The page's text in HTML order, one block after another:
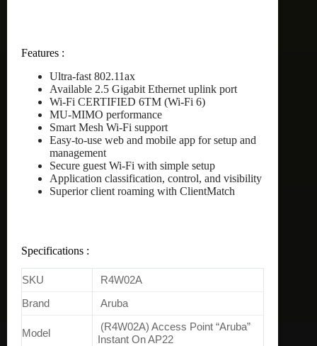
Features :
Ultra-fast 802.11ax
Available 2.5 Gigabit Ethernet uplink port
Wi-Fi CERTIFIED 6TM (Wi-Fi 6)
MU-MIMO performance
Smart Mesh Wi-Fi support
Easy-to-use web and mobile app for setup and
management
Secure guest Wi-Fi with simple setup
Application classification, control, and visibility
Superior client roaming with ClientMatch
Specifications :
SKU R4W02A
Brand Aruba
Model
(R4W02A) Access Point “Aruba”
Instant On AP22